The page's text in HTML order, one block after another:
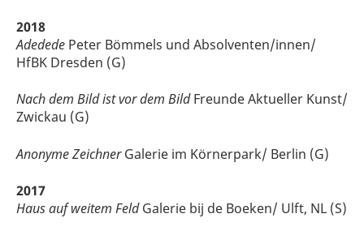
2018
Adedede Peter Bömmels und Absolventen/innen/
HfBK Dresden (G)
Nach dem Bild ist vor dem BildFreunde Aktueller Kunst/
Zwickau (G)
Anonyme Zeichner Galerie im Körnerpark/ Berlin (G)
2017
Haus auf weitem FeldGalerie bij de Boeken/ Ulft, NL (S)